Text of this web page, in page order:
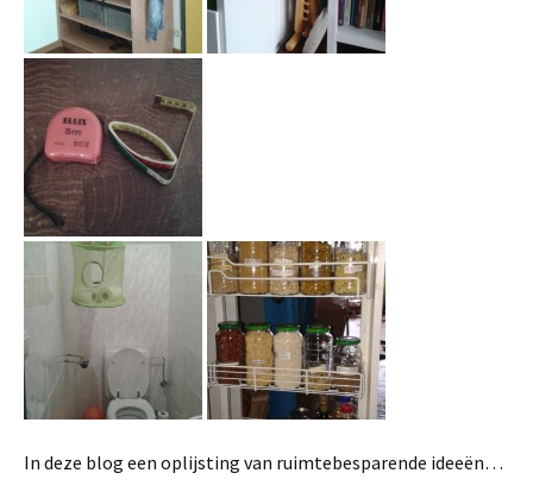
In deze blog een oplijsting van ruimtebesparende ideeën…